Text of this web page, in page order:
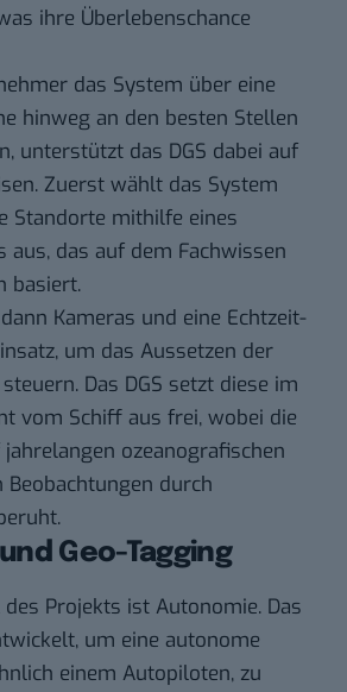
ihre Überlebenschance
das System über eine
hinweg an den besten Stellen
unterstützt das DGS dabei auf
Zuerst wählt das System
Standorte mithilfe eines
aus, das auf dem Fachwissen
basiert.
Kameras und eine Echtzeit-
um das Aussetzen der
Das DGS setzt diese im
vom Schiff aus frei, wobei die
ozeanografischen
durch
Geo-Tagging
Projekts ist Autonomie. Das
um eine autonome
einem Autopiloten, zu